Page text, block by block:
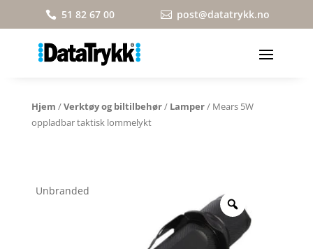
 51 82 67 00  post@datatrykk.no
Hjem /Verktøy og biltilbehør/ Lamper/ Mears 5W
oppladbar taktisk lommelykt
Unbranded